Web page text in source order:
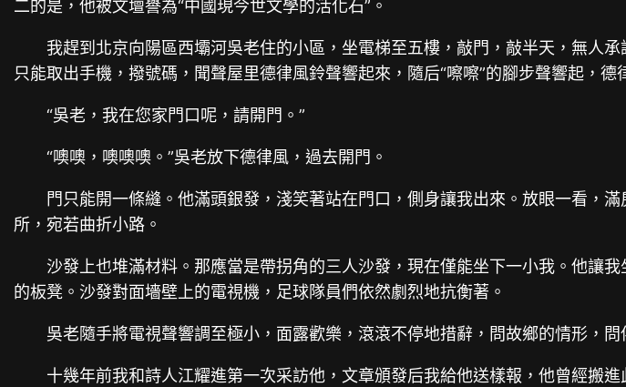
二的是，他被文壇譽為“中國現今世文學的活化石”。
我趕到北京向陽區西壩河吳老住的小區，坐電梯至五樓，敲門，敲半天，無人
只能取出手機，撥號碼，聞聲屋里德律風鈴聲響起來，隨后“嚓嚓”的腳步聲響起，德
“吳老，我在您家門口呢，請開門。”
“噢噢，噢噢噢。”吳老放下德律風，過去開門。
門只能開一條縫。他滿頭銀發，淺笑著站在門口，側身讓我出來。放眼一看，
所，宛若曲折小路。
沙發上也堆滿材料。那應當是帶拐角的三人沙發，現在僅能坐下一小我。他讓
的板凳。沙發對面墻壁上的電視機，足球隊員們依然劇烈地抗衡著。
吳老隨手將電視聲響調至極小，面露歡樂，滾滾不停地措辭，問故鄉的情形，
十幾年前我和詩人江耀進第一次采訪他，文章頒發后我給他送樣報，他曾經搬